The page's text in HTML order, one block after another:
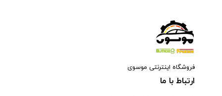
فروشگاه اینترنتی موسوی
ارتباط با ما